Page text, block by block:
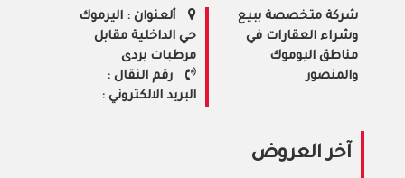
شركة متخصصة ببيع
وشراء العقارات في
مناطق اليوموك
والمنصور
ألعنوان : اليرموك
حي الداخلية مقابل
مرطبات بردى
رقم النقال :
البريد الالكتروني :
آخر العروض